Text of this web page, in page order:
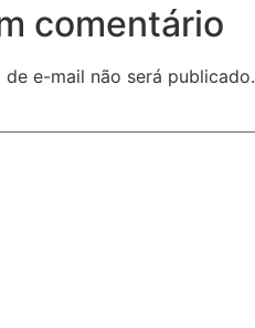
comentário
de e-mail não será publicado.